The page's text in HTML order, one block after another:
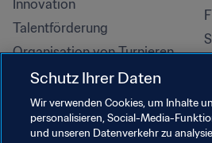
Innovation
Talentförderung
Organisation von Turnieren
Nachhaltigkeit
Menschenrechte und
Antidiskriminierung
Schutz Ihrer Daten
Wir verwenden Cookies, um Inhalte
personalisieren, Social-Media-
und unseren Datenverkehr zu